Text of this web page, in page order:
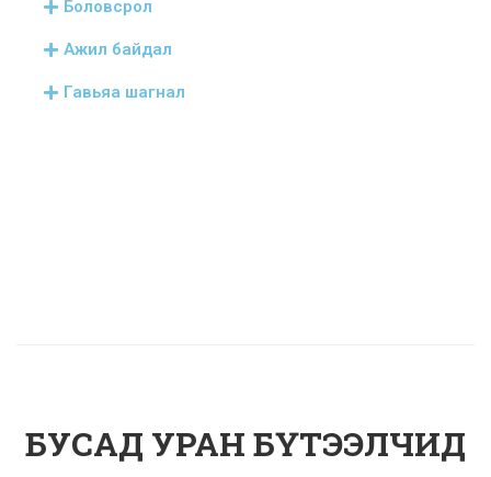
Боловсрол
Ажил байдал
Гавьяа шагнал
БУСАД УРАН БҮТЭЭЛЧИД